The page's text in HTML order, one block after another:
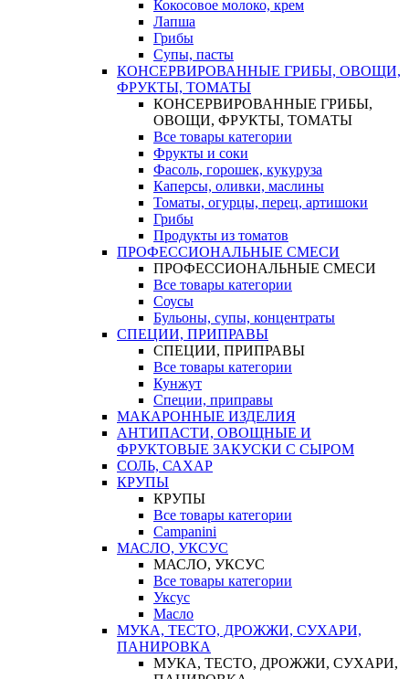
Кокосовое молоко, крем
Лапша
Грибы
Супы, пасты
КОНСЕРВИРОВАННЫЕ ГРИБЫ, ОВОЩИ,
ФРУКТЫ, ТОМАТЫ
КОНСЕРВИРОВАННЫЕ ГРИБЫ,
ОВОЩИ, ФРУКТЫ, ТОМАТЫ
Все товары категории
Фрукты и соки
Фасоль, горошек, кукуруза
Каперсы, оливки, маслины
Томаты, огурцы, перец, артишоки
Грибы
Продукты из томатов
ПРОФЕССИОНАЛЬНЫЕ СМЕСИ
ПРОФЕССИОНАЛЬНЫЕ СМЕСИ
Все товары категории
Соусы
Бульоны, супы, концентраты
СПЕЦИИ, ПРИПРАВЫ
СПЕЦИИ, ПРИПРАВЫ
Все товары категории
Кунжут
Специи, приправы
МАКАРОННЫЕ ИЗДЕЛИЯ
АНТИПАСТИ, ОВОЩНЫЕ И
ФРУКТОВЫЕ ЗАКУСКИ С СЫРОМ
СОЛЬ, САХАР
КРУПЫ
КРУПЫ
Все товары категории
Campanini
МАСЛО, УКСУС
МАСЛО, УКСУС
Все товары категории
Уксус
Масло
МУКА, ТЕСТО, ДРОЖЖИ, СУХАРИ,
ПАНИРОВКА
МУКА, ТЕСТО, ДРОЖЖИ, СУХАРИ,